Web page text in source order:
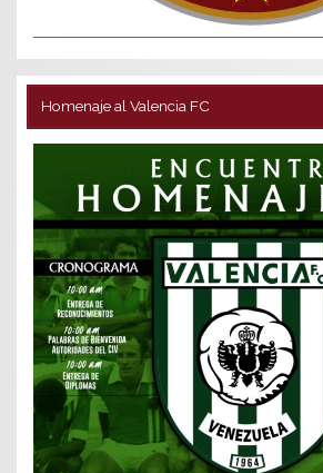
Homenaje al Valencia FC